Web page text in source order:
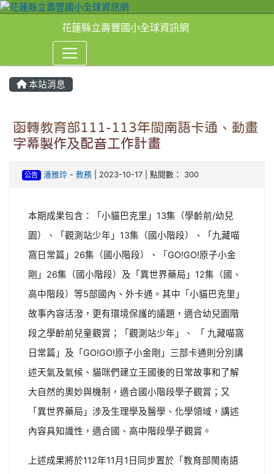
花蓮縣立壽豐國小全球資訊網
本站消息
函轉教育部111-113年閩南語卡通、動畫
字幕製作及配音工作計畫
公告 潘雅玲- 教務| 2023-10-17 | 點閱數： 300
本期成果包含：「小貓巴克里」13集（學齡前/幼兒
園）、「觀測站少年」13集（國小階段）、「九藏喵
窩日常篇」26集（國小階段）、「GO!GO!原子小金
剛」26集（國小階段）及「異世界藥局」12集（國、
高中階段）等5部國內、外卡通。其中「小貓巴克里」
故事內容活潑，更有環境保護的議題，適合幼兒園階
段之學齡前兒童觀賞；「觀測站少年」、 「 九藏喵窩
日常篇」及「GO!GO!原子小金剛」三部卡通則分別講
述天氣及氣候、貓咪們建立王國後的日常故事和了解
大自然的奧妙與機制，適合國小階段學子觀賞；又
「異世界藥局」涉及生理學及醫學、化學領域，講述
內容具知識性，適合國、高中階段學子觀賞。
上述成果將於112年11月1日同步置於「教育部閩南語